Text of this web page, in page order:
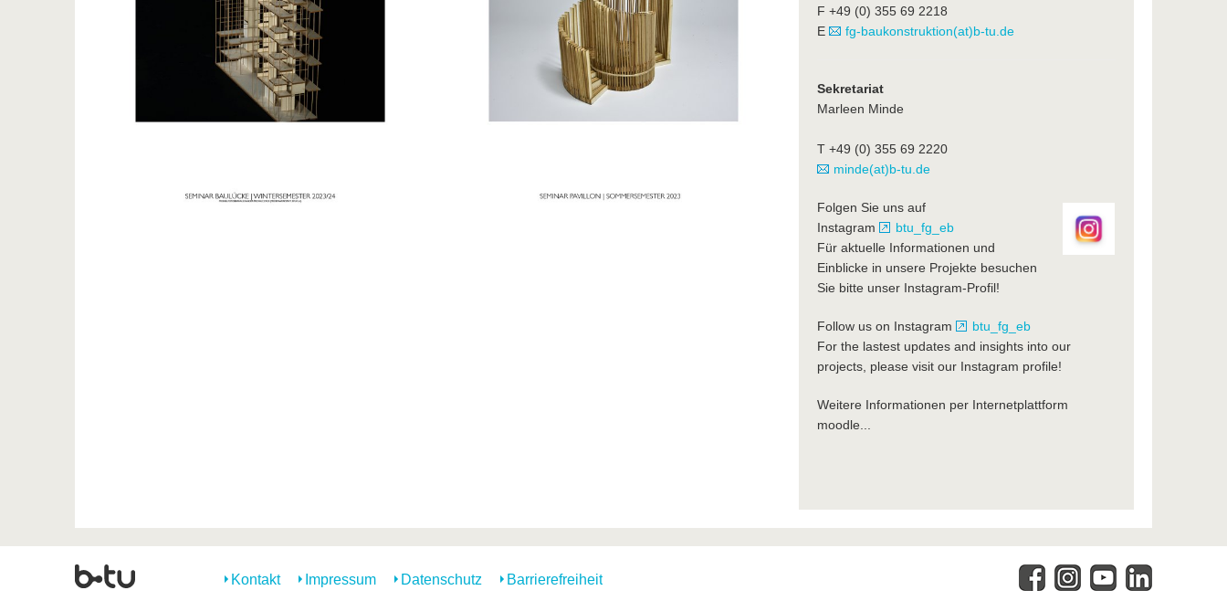
F +49 (0) 355 69 2218
E
fg-baukonstruktion(at)b-tu.de
Sekretariat
Marleen Minde
T +49 (0) 355 69 2220
minde(at)b-tu.de
Folgen Sie uns auf
Instagram
btu_fg_eb
Für aktuelle Informationen und
Einblicke in unsere Projekte besuchen
Sie bitte unser Instagram-Profil!
Follow us on Instagram
btu_fg_eb
For the lastest updates and insights into our
projects, please visit our Instagram profile!
Weitere Informationen per Internetplattform
moodle...
Kontakt Impressum Datenschutz Barrierefreiheit